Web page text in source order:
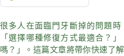
很多人在面臨門牙斷掉的問題時
「選擇哪種修復方式最適合？
嗎？」。這篇文章將帶你快速了